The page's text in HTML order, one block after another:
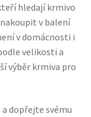
hledají krmivo
v balení
v domácnosti i
velikosti a
výběr krmiva pro
dopřejte svému